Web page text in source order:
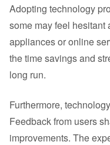
Adopting technology
some may feel hesitant
appliances or online
the time savings and
long run.
Furthermore,
Feedback from users
improvements. The